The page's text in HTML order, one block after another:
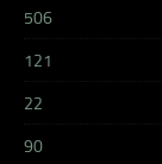
506
121
22
90